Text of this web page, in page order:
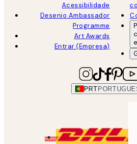
Acessibilidade
Desenio Ambassador
Programme
Art Awards
Entrar (Empresa)
PRT